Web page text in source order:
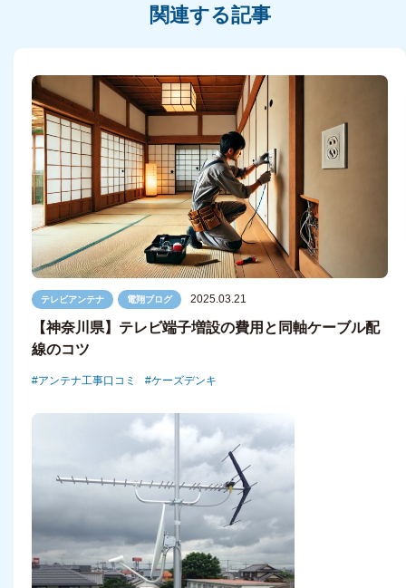
関連する記事
テレビアンテナ 電翔ブログ 2025.03.21
【神奈川県】テレビ端子増設の費用と同軸ケーブル配
線のコツ
アンテナ工事口コミ ケーズデンキ